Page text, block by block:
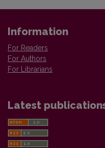
Information
For Readers
For Authors
For Librarians
Latest